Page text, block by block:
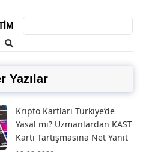
Yazılar
Kripto Kartları Türkiye’de
Yasal mı? Uzmanlardan KAST
Kartı Tartışmasına Net Yanıt